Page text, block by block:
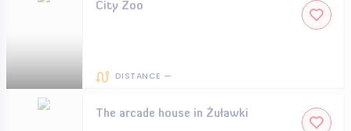
City Zoo
DISTANCE —
The arcade house in Żuławki